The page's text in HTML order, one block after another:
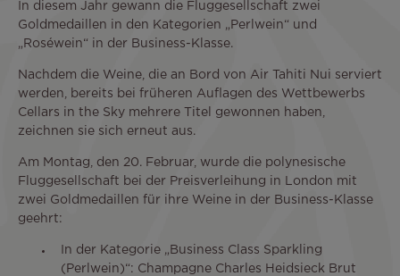
In diesem Jahr gewann die Fluggesellschaft zwei
Goldmedaillen in den Kategorien „Perlwein“ und
„Roséwein“ in der Business-Klasse.
Nachdem die Weine, die an Bord von Air Tahiti Nui serviert
werden, bereits bei früheren Auflagen des Wettbewerbs
Cellars in the Sky mehrere Titel gewonnen haben,
zeichnen sie sich erneut aus.
Am Montag, den 20. Februar, wurde die polynesische
Fluggesellschaft bei der Preisverleihung in London mit
zwei Goldmedaillen für ihre Weine in der Business-Klasse
geehrt:
In der Kategorie „Business Class Sparkling
(Perlwein)“: Champagne Charles Heidsieck Brut